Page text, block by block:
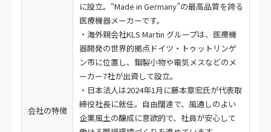
会社の特徴
に設立。“Made in Germany”の最高品質を誇る
医療機器メーカーです。
・海外親会社KLS Martin グループは、医療機
器開発の世界的拠点ドイツ・トゥットリンゲ
ン市に位置し、鋼製小物や電気メスなどのメ
ーカー7社が出資して設立。
・日本法人は2024年1月に藤本章宏氏が代表取
締役社長に就任。自由闊達で、風通しのよい
企業風土の醸成に意欲的で、社員が安心して